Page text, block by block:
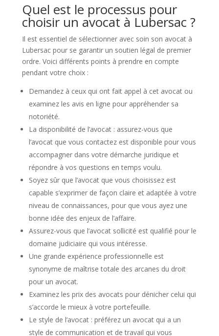
Quel est le processus pour
choisir un avocat à Lubersac ?
Il est essentiel de sélectionner avec soin son avocat à
Lubersac pour se garantir un soutien légal de premier
ordre. Voici différents points à prendre en compte
pendant votre choix :
Demandez à ceux qui ont fait appel à cet avocat ou
examinez les avis en ligne pour appréhender sa
notoriété.
La disponibilité de l’avocat : assurez-vous que
l’avocat que vous contactez est disponible pour vous
accompagner dans votre démarche juridique et
répondre à vos questions en temps voulu.
Soyez sûr que l’avocat que vous choisissez est
capable s’exprimer de façon claire et adaptée à votre
niveau de connaissances, pour que vous ayez une
bonne idée des enjeux de l’affaire.
Assurez-vous que l’avocat sollicité est qualifié pour le
domaine judiciaire qui vous intéresse.
Une grande expérience professionnelle est
synonyme de maîtrise totale des arcanes du droit
pour un avocat.
Examinez les prix des avocats pour dénicher celui qui
s’accorde le mieux à votre portefeuille.
Le style de l’avocat : préférez un avocat qui a un
style de communication et de travail qui vous